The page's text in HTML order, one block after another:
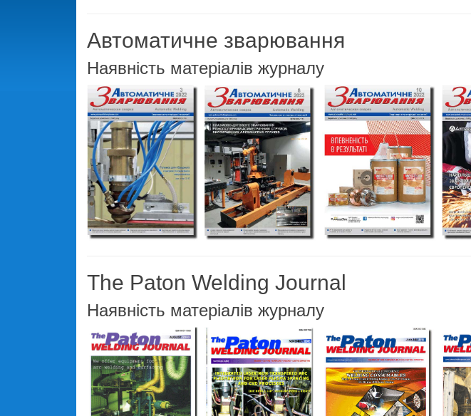
Автоматичне зварювання
Наявність матеріалів журналу
The Paton Welding Journal
Наявність матеріалів журналу